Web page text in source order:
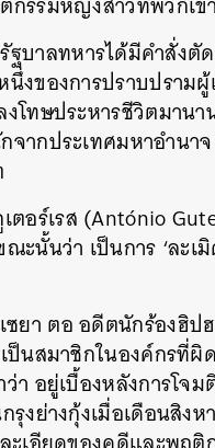
บาลทหารได้มีคำสั่งตั
งของการปราบปราม
โทษประหารชีวิตมาน
ากประเทศมหาอำนา
ตอร์เรส (António
ะนั้นว่า เป็นการ ‘ละ
ซยา ตอ อดีตนักร้องฮิป
ป็นสมาชิกในองค์กรที่
า อยู่เบื้องหลังการโ
รุงย่างกุ้งเมื่อเดือนสิ
ค้นหา